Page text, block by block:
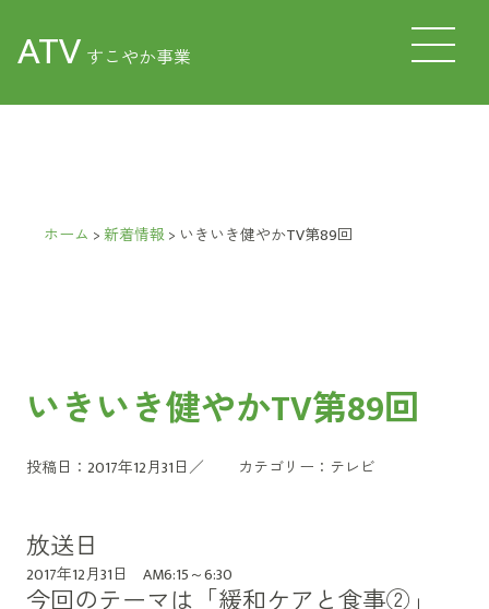
ATV すこやか事業
ホーム >新着情報> いきいき健やかTV第89回
いきいき健やかTV第89回
投稿日：2017年12月31日／ カテゴリー： テレビ
放送日
2017年12月31日 AM6:15～6:30